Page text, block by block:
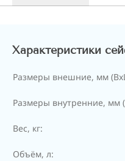
Характеристики
Размеры внешние, мм
Размеры внутренние, мм
Вес, кг:
Объём, л: